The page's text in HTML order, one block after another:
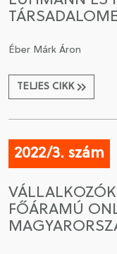
Éber Márk Áron
TELJES CIKK
2022/3. szám
FŐÁRAMÚ